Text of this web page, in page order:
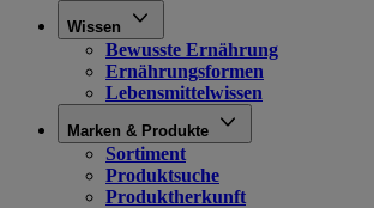
Wissen
Bewusste Ernährung
Ernährungsformen
Lebensmittelwissen
Marken & Produkte
Sortiment
Produktsuche
Produktherkunft